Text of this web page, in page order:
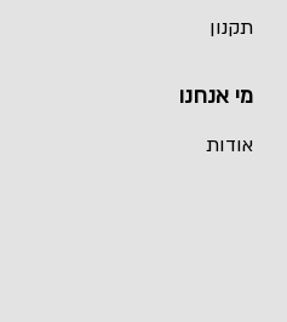
תקנון
מי אנחנו
אודות